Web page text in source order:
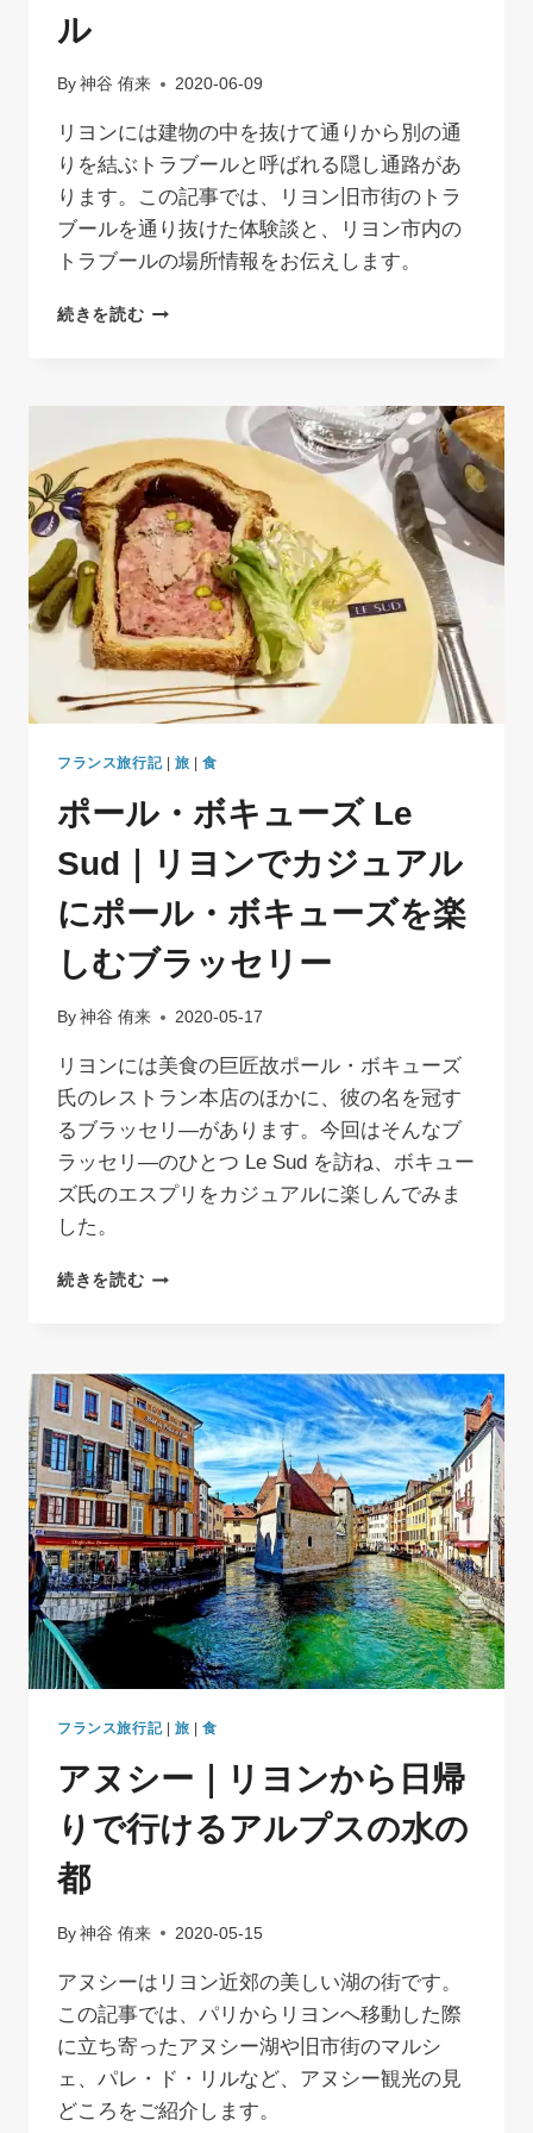
ル
By 神谷 侑来 2020-06-09
リヨンには建物の中を抜けて通りから別の通
りを結ぶトラブールと呼ばれる隠し通路があ
ります。この記事では、リヨン旧市街のトラ
ブールを通り抜けた体験談と、リヨン市内の
トラブールの場所情報をお伝えします。
続きを読むリ
し
通
路
ト
ラ
ブ
ー
ル
フランス旅行記| 旅 |食
ポール・ボキューズ Le
Sud｜リヨンでカジュアル
にポール・ボキューズを楽
しむブラッセリー
By 神谷 侑来 2020-05-17
リヨンには美食の巨匠故ポール・ボキューズ
氏のレストラン本店のほかに、彼の名を冠す
るブラッセリ―があります。今回はそんなブ
ラッセリ―のひとつ Le Sud を訪ね、ボキュー
ズ氏のエスプリをカジュアルに楽しんでみま
した。
続きを読むポ
キ
ュ
ー
ズ
LE
SUD
｜
リ
ヨ
ン
で
ア
に
ー
ル・
ュ
ズ
楽
し
む
ブ
ラ
フランス旅行記| 旅 |食
アヌシー｜リヨンから日帰
りで行けるアルプスの水の
都
By 神谷 侑来 2020-05-15
アヌシーはリヨン近郊の美しい湖の街です。
この記事では、パリからリヨンへ移動した際
に立ち寄ったアヌシー湖や旧市街のマルシ
ェ、パレ・ド・リルなど、アヌシー観光の見
どころをご紹介します。